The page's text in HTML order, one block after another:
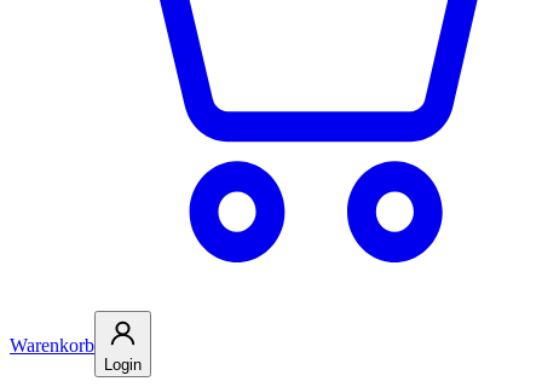
Warenkorb
Login